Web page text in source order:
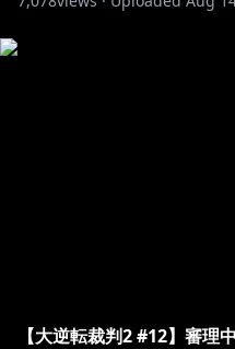
【大逆転裁判2 #12】審理